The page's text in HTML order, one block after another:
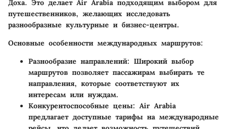
Доха. Это делает Air Arabia подходящим выбором для
путешественников, желающих исследовать
разнообразные культурные и бизнес-центры.
Основные особенности международных маршрутов:
Разнообразие направлений: Широкий выбор
маршрутов позволяет пассажирам выбирать те
направления, которые соответствуют их
интересам или нуждам.
Конкурентоспособные цены: Air Arabia
предлагает доступные тарифы на международные